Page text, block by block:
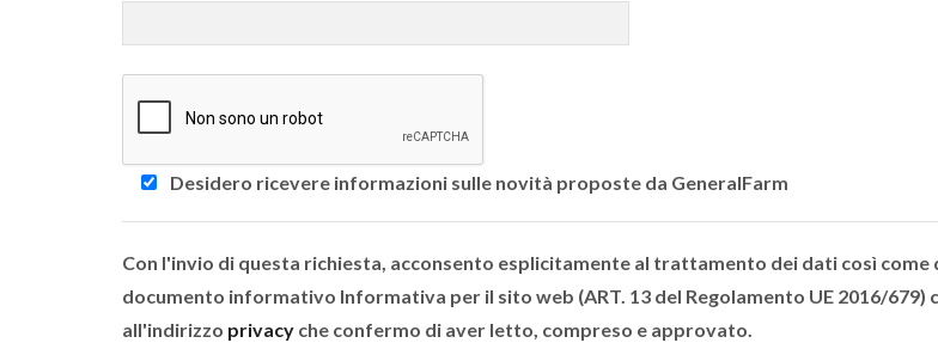
Desidero ricevere informazioni sulle novità proposte da GeneralFarm
Con l'invio di questa richiesta, acconsento esplicitamente al trattamento dei dati così come
documento informativo Informativa per il sito web (ART. 13 del Regolamento UE 2016/679)
all'indirizzo privacy che confermo di aver letto, compreso e approvato.